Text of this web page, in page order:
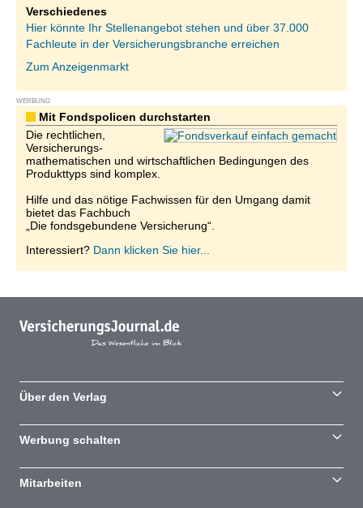
Verschiedenes
Hier könnte Ihr Stellenangebot stehen und über 37.000
Fachleute in der Versicherungsbranche erreichen
Zum Anzeigenmarkt
WERBUNG
Mit Fondspolicen durchstarten
Die rechtlichen,
Versicherungs-
mathematischen und wirtschaftlichen Bedingungen des
Produkttyps sind komplex.
Hilfe und das nötige Fachwissen für den Umgang damit
bietet das Fachbuch
„Die fondsgebundene Versicherung“.
Interessiert? Dann klicken Sie hier...
Über den Verlag
Werbung schalten
Mitarbeiten